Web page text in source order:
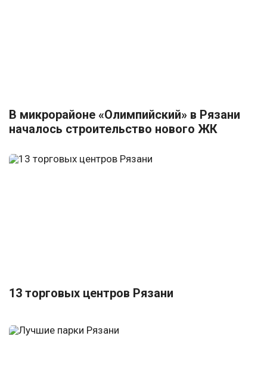
В микрорайоне «Олимпийский» в Рязани
началось строительство нового ЖК
13 торговых центров Рязани